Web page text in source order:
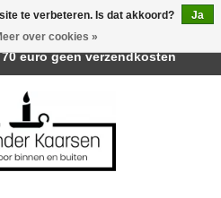
te verbeteren. Is dat akkoord?
Ja
over cookies »
& Cadeau | Belvederelaan
euro geen verzendkosten